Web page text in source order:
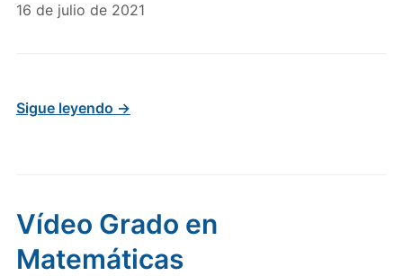
16 de julio de 2021
Sigue leyendo →
Vídeo Grado en
Matemáticas